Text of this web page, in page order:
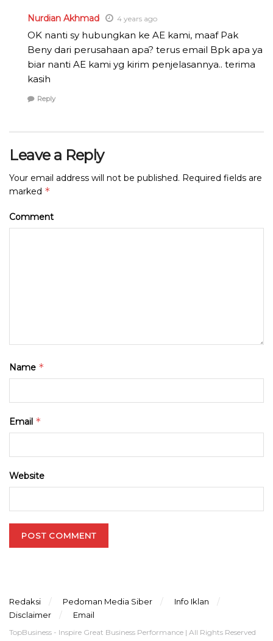
Nurdian Akhmad 4 years ago
OK nanti sy hubungkan ke AE kami, maaf Pak
Beny dari perusahaan apa? terus email Bpk apa ya
biar nanti AE kami yg kirim penjelasannya.. terima
kasih
Reply
Leave a Reply
Your email address will not be published. Required fields are
marked *
Comment
Name *
Email *
Website
Redaksi Pedoman Media Siber
Info Iklan
Disclaimer
Email
TopBusiness - Inspire Great Business Performance | All Rights Reserved